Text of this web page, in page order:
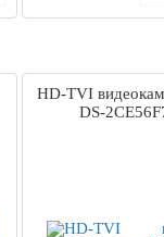
HD-TVI
DS-